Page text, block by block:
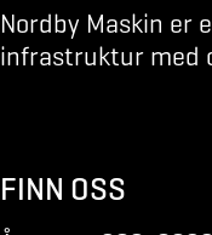
Nordby Maskin er
infrastruktur med
FINN OSS